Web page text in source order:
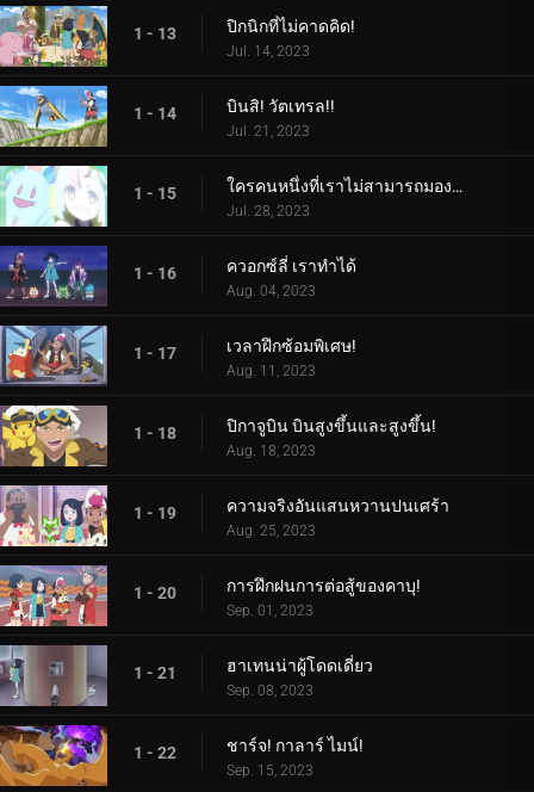
1 - 13 ปิกนิกที่ไม่คาดคิด!
Jul. 14, 2023
1 - 14 บินสิ! วัตเทรล!!
Jul. 21, 2023
1 - 15 ใครคนหนึ่งที่เราไม่สามารถมองเห็นได้! ใครเป็นอะไรรึเปล่า!
Jul. 28, 2023
1 - 16 ควอกซ์ลี่ เราทำได้
Aug. 04, 2023
1 - 17 เวลาฝึกซ้อมพิเศษ!
Aug. 11, 2023
1 - 18 ปิกาจูบิน บินสูงขึ้นและสูงขึ้น!
Aug. 18, 2023
1 - 19 ความจริงอันแสนหวานปนเศร้า
Aug. 25, 2023
1 - 20 การฝึกฝนการต่อสู้ของคาบุ!
Sep. 01, 2023
1 - 21 ฮาเทนน่าผู้โดดเดี่ยว
Sep. 08, 2023
1 - 22 ชาร์จ! กาลาร์ ไมน์!
Sep. 15, 2023